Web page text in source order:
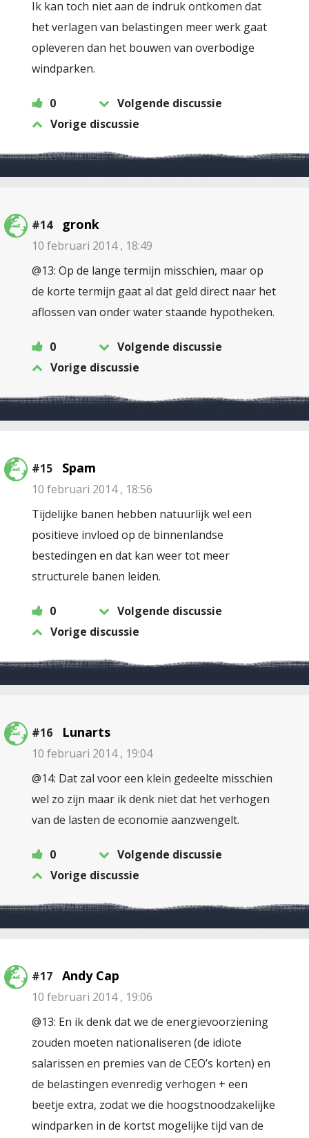
Ik kan toch niet aan de indruk ontkomen dat
het verlagen van belastingen meer werk gaat
opleveren dan het bouwen van overbodige
windparken.
0
Volgende discussie
Vorige discussie
#14 gronk
10 februari 2014 , 18:49
@13: Op de lange termijn misschien, maar op
de korte termijn gaat al dat geld direct naar het
aflossen van onder water staande hypotheken.
0
Volgende discussie
Vorige discussie
#15 Spam
10 februari 2014 , 18:56
Tijdelijke banen hebben natuurlijk wel een
positieve invloed op de binnenlandse
bestedingen en dat kan weer tot meer
structurele banen leiden.
0
Volgende discussie
Vorige discussie
#16 Lunarts
10 februari 2014 , 19:04
@14: Dat zal voor een klein gedeelte misschien
wel zo zijn maar ik denk niet dat het verhogen
van de lasten de economie aanzwengelt.
0
Volgende discussie
Vorige discussie
#17 Andy Cap
10 februari 2014 , 19:06
@13: En ik denk dat we de energievoorziening
zouden moeten nationaliseren (de idiote
salarissen en premies van de CEO’s korten) en
de belastingen evenredig verhogen + een
beetje extra, zodat we die hoogstnoodzakelijke
windparken in de kortst mogelijke tijd van de